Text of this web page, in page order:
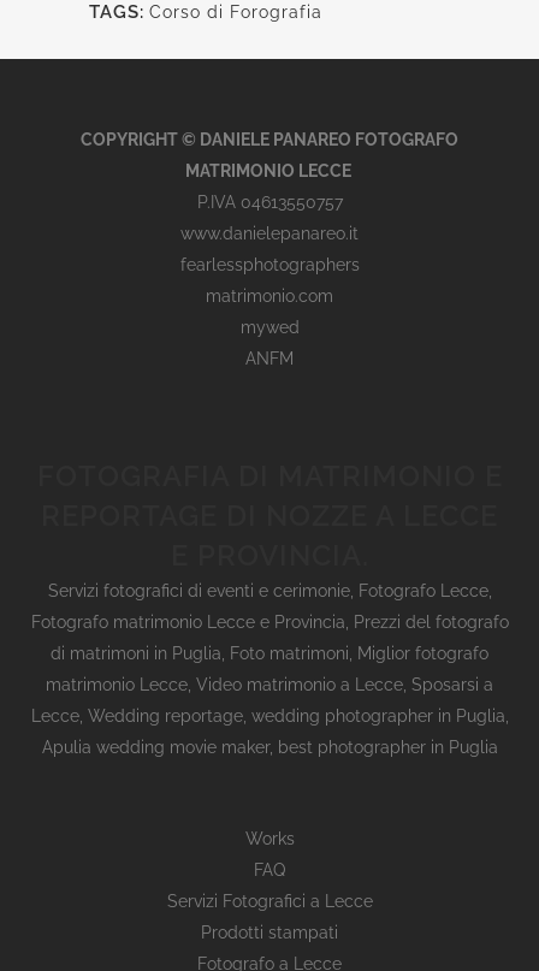
TAGS: Corso di Forografia
COPYRIGHT © DANIELE PANAREO FOTOGRAFO
MATRIMONIO LECCE
P.IVA 04613550757
www.danielepanareo.it
fearlessphotographers
matrimonio.com
mywed
ANFM
Servizi fotografici di eventi e cerimonie, Fotografo Lecce,
Fotografo matrimonio Lecce e Provincia
Prezzi del fotografo
di matrimoni in Puglia
Foto matrimoni
Miglior fotografo
matrimonio Lecce Video matrimonio a Lecce Sposarsi a
Lecce, Wedding reportage, wedding photographer in Puglia,
Apulia wedding movie maker, best photographer in Puglia
Works
FAQ
Servizi Fotografici a Lecce
Prodotti stampati
Fotografo a Lecce